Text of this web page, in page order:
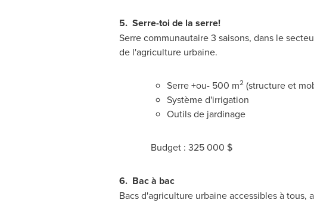
5. Serre-toi de la serre!
Serre communautaire 3 saisons, dans le
de l'agriculture urbaine.
Serre +ou- 500 m2(structure et
Système d'irrigation
Outils de jardinage
Budget : 325 000 $
6. Bac à bac
Bacs d'agriculture urbaine accessibles à tous,